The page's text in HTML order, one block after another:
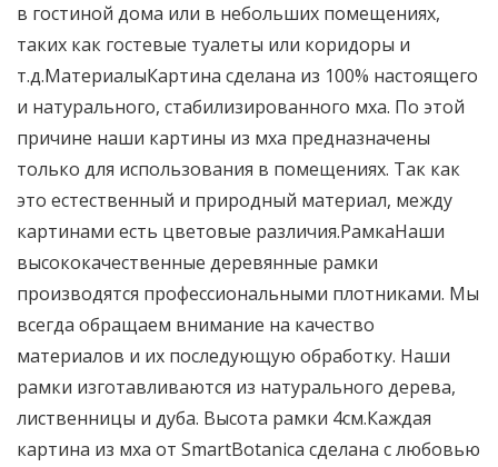
в гостиной дома или в небольших помещениях,
таких как гостевые туалеты или коридоры и
т.д.МатериалыКартина сделана из 100% настоящего
и натурального, стабилизированного мха. По этой
причине наши картины из мха предназначены
только для использования в помещениях. Так как
это естественный и природный материал, между
картинами есть цветовые различия.РамкаНаши
высококачественные деревянные рамки
производятся профессиональными плотниками. Мы
всегда обращаем внимание на качество
материалов и их последующую обработку. Наши
рамки изготавливаются из натурального дерева,
лиственницы и дуба. Высота рамки 4см.Каждая
картина из мха от SmartBotanica сделана с любовью